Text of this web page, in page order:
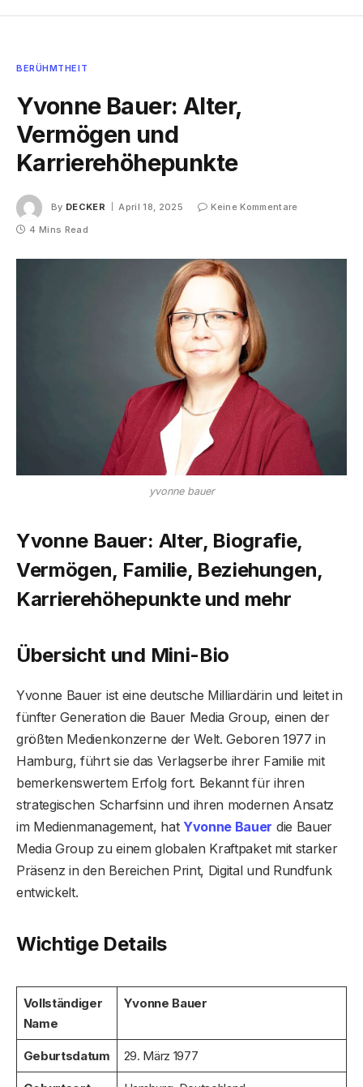
BERÜHMTHEIT
Yvonne Bauer: Alter,
Vermögen und
Karrierehöhepunkte
By DECKER April 18, 2025
Keine Kommentare
4 Mins Read
yvonne bauer
Yvonne Bauer: Alter, Biografie,
Vermögen, Familie, Beziehungen,
Karrierehöhepunkte und mehr
Übersicht und Mini-Bio
Yvonne Bauer ist eine deutsche Milliardärin und leitet in
fünfter Generation die Bauer Media Group, einen der
größten Medienkonzerne der Welt. Geboren 1977 in
Hamburg, führt sie das Verlagserbe ihrer Familie mit
bemerkenswertem Erfolg fort. Bekannt für ihren
strategischen Scharfsinn und ihren modernen Ansatz
im Medienmanagement, hat Yvonne Bauer die Bauer
Media Group zu einem globalen Kraftpaket mit starker
Präsenz in den Bereichen Print, Digital und Rundfunk
entwickelt.
Wichtige Details
Vollständiger
Name
Yvonne Bauer
Geburtsdatum 29. März 1977